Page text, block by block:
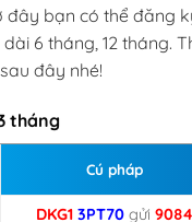
đây bạn có thể đăng
6 tháng, 12 tháng.
đây nhé!
tháng
Cú pháp
DKG1 3PT70 gửi 9084